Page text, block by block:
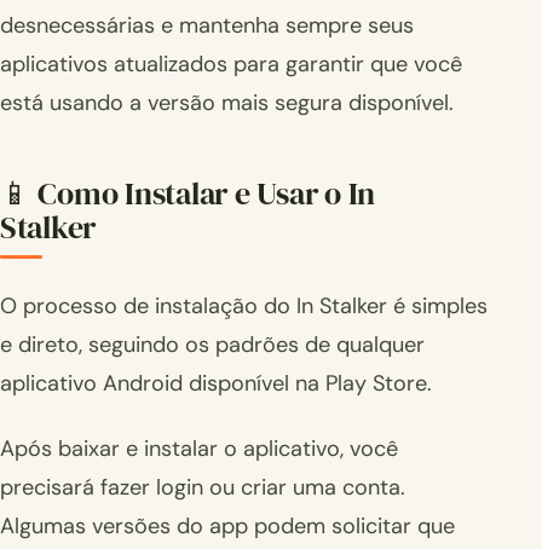
desnecessárias e mantenha sempre seus
aplicativos atualizados para garantir que você
está usando a versão mais segura disponível.
📱 Como Instalar e Usar o In
Stalker
O processo de instalação do In Stalker é simples
e direto, seguindo os padrões de qualquer
aplicativo Android disponível na Play Store.
Após baixar e instalar o aplicativo, você
precisará fazer login ou criar uma conta.
Algumas versões do app podem solicitar que